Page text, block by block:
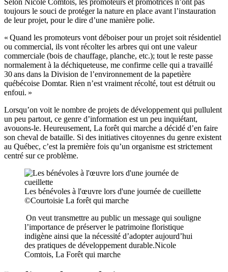
Selon Nicole Comtois, les promoteurs et promotrices n’ont pas
toujours le souci de protéger la nature en place avant l’instauration
de leur projet, pour le dire d’une manière polie.
« Quand les promoteurs vont déboiser pour un projet soit résidentiel
ou commercial, ils vont récolter les arbres qui ont une valeur
commerciale (bois de chauffage, planche, etc.); tout le reste passe
normalement à la déchiqueteuse, me confirme celle qui a travaillé
30 ans dans la Division de l’environnement de la papetière
québécoise Domtar. Rien n’est vraiment récolté, tout est détruit ou
enfoui. »
Lorsqu’on voit le nombre de projets de développement qui pullulent
un peu partout, ce genre d’information est un peu inquiétant,
avouons-le. Heureusement, La forêt qui marche a décidé d’en faire
son cheval de bataille. Si des initiatives citoyennes du genre existent
au Québec, c’est la première fois qu’un organisme est strictement
centré sur ce problème.
Les bénévoles à l'œuvre lors d'une journée de cueillette
©Courtoisie La forêt qui marche
On veut transmettre au public un message qui souligne
l’importance de préserver le patrimoine floristique
indigène ainsi que la nécessité d’adopter aujourd’hui
des pratiques de développement durable.Nicole
Comtois, La Forêt qui marche